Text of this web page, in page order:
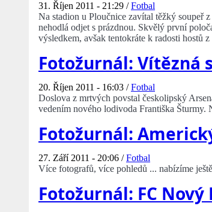
31. Říjen 2011 - 21:29 /Fotbal
Na stadion u Ploučnice zavítal těžký soupeř
nehodlá odjet s prázdnou. Skvělý první
výsledkem, avšak tentokráte k radosti hostů
Fotožurnál: Vítězná
20. Říjen 2011 - 16:03 /Fotbal
Doslova z mrtvých povstal českolipský
vedením nového lodivoda Františka Šturmy.
Fotožurnál:
27. Září 2011 - 20:06 /Fotbal
Více fotografů, více pohledů ... nabízíme
Fotožurnál: FC